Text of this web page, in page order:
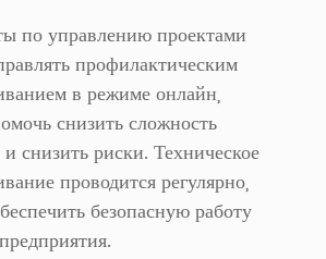
по управлению проектами
профилактическим
в режиме онлайн,
снизить сложность
снизить риски. Техническое
проводится регулярно,
безопасную работу